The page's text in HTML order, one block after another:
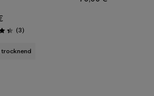
4.3 / 5
(3Rezensionen
)
trocknend